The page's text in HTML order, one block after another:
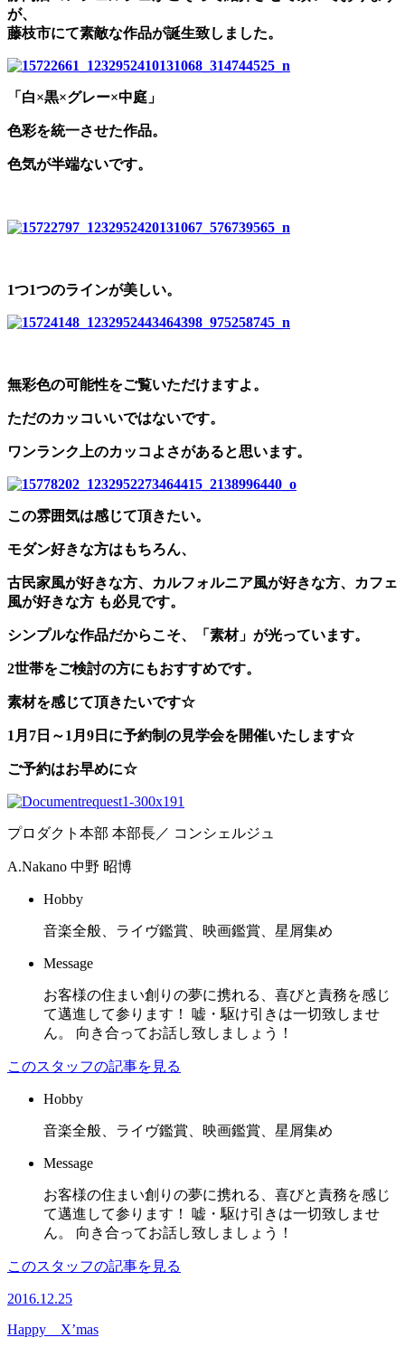
が、
藤枝市にて素敵な作品が誕生致しました。
「白×黒×グレー×中庭」
色彩を統一させた作品。
色気が半端ないです。
1つ1つのラインが美しい。
無彩色の可能性をご覧いただけますよ。
ただのカッコいいではないです。
ワンランク上のカッコよさがあると思います。
この雰囲気は感じて頂きたい。
モダン好きな方はもちろん、
古民家風が好きな方、カルフォルニア風が好きな方、カフェ
風が好きな方 も必見です。
シンプルな作品だからこそ、「素材」が光っています。
2世帯をご検討の方にもおすすめです。
素材を感じて頂きたいです☆
1月7日～1月9日に予約制の見学会を開催いたします☆
ご予約はお早めに☆
プロダクト本部 本部長／ コンシェルジュ
A.Nakano 中野 昭博
Hobby
音楽全般、ライヴ鑑賞、映画鑑賞、星屑集め
Message
お客様の住まい創りの夢に携れる、喜びと責務を感じ
て邁進して参ります！ 嘘・駆け引きは一切致しませ
ん。 向き合ってお話し致しましょう！
このスタッフの記事を見る
Hobby
音楽全般、ライヴ鑑賞、映画鑑賞、星屑集め
Message
お客様の住まい創りの夢に携れる、喜びと責務を感じ
て邁進して参ります！ 嘘・駆け引きは一切致しませ
ん。 向き合ってお話し致しましょう！
このスタッフの記事を見る
2016.12.25
Happy X’mas